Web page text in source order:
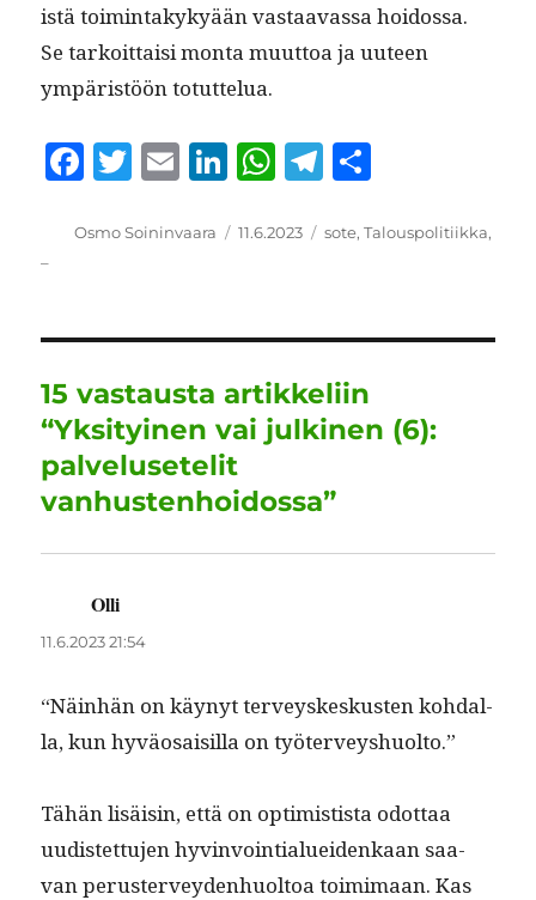
istä toim­intakykyään vas­taavas­sa hoi­dos­sa.
Se tarkoit­taisi mon­ta muut­toa ja uuteen
ympäristöön totuttelua.
F
c
o
o
k
T
it
E
ai
Li
k
I
n
W
at
p
p
T
e
a
m
a
Kirjoittaja
Osmo Soininvaara Julkaistu
11.6.2023 Kategoriat
sote,Talouspolitiikka,
15 vastausta artikkeliin
“Yksityinen vai julkinen (6):
palvelusetelit
vanhustenhoidossa”
Olli
11.6.2023 21:54
“Näin­hän on käynyt ter­veyskeskusten kohdal­
la, kun hyväo­saisil­la on työterveyshuolto.”
Tähän lisäisin, että on opti­mistista odot­taa
uud­is­tet­tu­jen hyv­in­voin­tialuei­denkaan saa­
van peruster­vey­den­huoltoa toim­i­maan. Kas